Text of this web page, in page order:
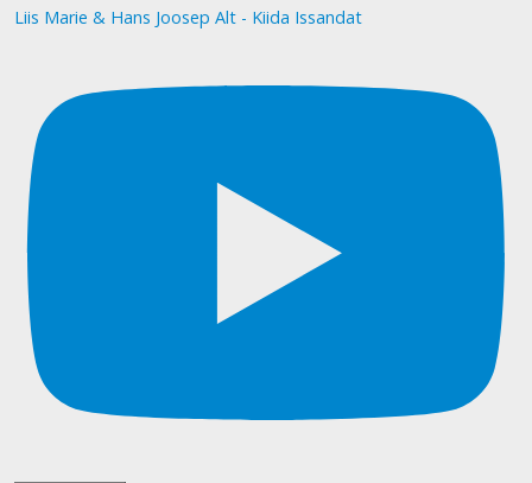
Liis Marie & Hans Joosep Alt - Kiida Issandat